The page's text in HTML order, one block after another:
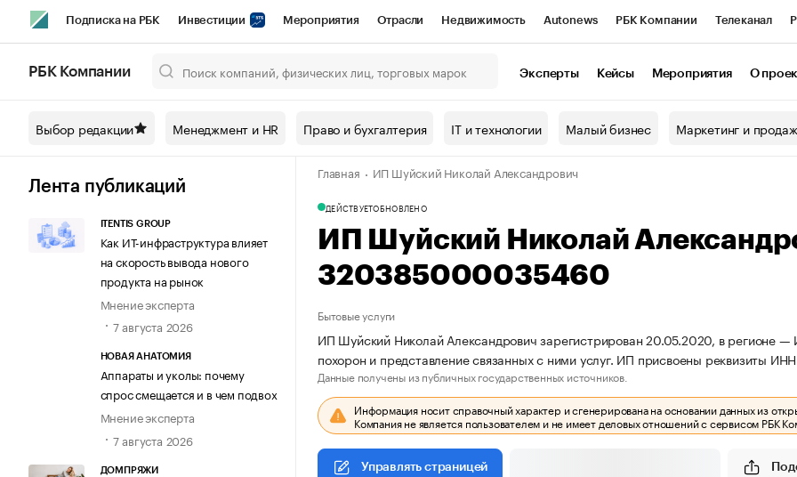
Подписка на РБК Инвестиции Мероприятия Отрасли Недвижимость Autonews РБК Компании Телеканал
Спецпроекты СПб Конференции СПб Спецпроекты Проверка контрагентов
Технологии и медиа Рынок наличной валюты
РБК Компании Эксперты Кейсы Мероприятия О
Выбор редакции Менеджмент и HR Право и бухгалтерия IT и технологии Малый бизнес Маркетинг и
Лента публикаций
ITENTIS GROUP
Как ИТ-инфраструктура влияет
на скорость вывода нового
продукта на рынок
Мнение эксперта
7 августа 2026
НОВАЯ АНАТОМИЯ
Аппараты и уколы: почему
спрос смещается и в чем подвох
Мнение эксперта
7 августа 2026
ДОМПРЯЖИ
Главная ИП Шуйский Николай Александрович
ДЕЙСТВУЕТОБНОВЛЕНО
ИП Шуйский Николай
320385000035460
Бытовые услуги
ИП Шуйский Николай Александрович зарегистрирован 20.05.2020, в регионе —
похорон и представление связанных с ними услуг. ИП присвоены
Данные получены из публичных государственных источников.
Информация носит справочный характер и сгенерирована на основании данных из
Компания не является пользователем и не имеет деловых отношений с сервисом РБК
Управлять страницей